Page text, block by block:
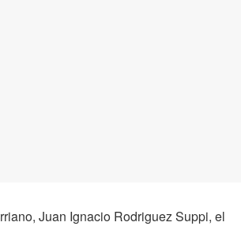
Juan Ignacio Rodriguez Suppi, el